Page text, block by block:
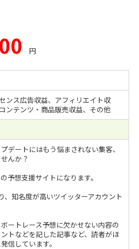
円
ンス広告収益、アフィリエイト収
ンテンツ・商品販売収益、その他
デートにはもう悩まされない集客、
んか？
予想支援サイトになります。
、知名度が高いツイッターアカウント
ートレース予想に欠かせない内容の
トなどを記した記事など、読者がほ
信しています。